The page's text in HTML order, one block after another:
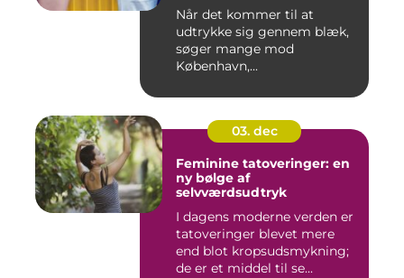
Når det kommer til at
udtrykke sig gennem blæk,
søger mange mod
København,...
03. dec
Feminine tatoveringer: en
ny bølge af
selvværdsudtryk
I dagens moderne verden er
tatoveringer blevet mere
end blot kropsudsmykning;
de er et middel til se...